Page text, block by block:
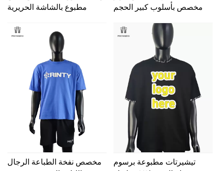
مطبوع بالشاشة الحريرية
مخصص بأسلوب كبير الحجم
مخصص نفخة الطباعة الرجال
تيشيرتات مطبوعة برسوم